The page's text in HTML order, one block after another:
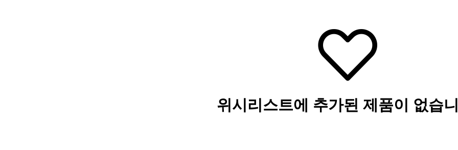
위시리스트에 추가된 제품이 없습